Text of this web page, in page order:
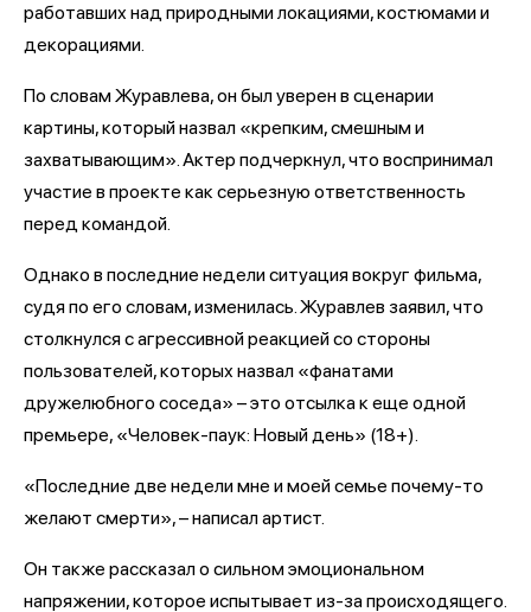
работавших над природными локациями, костюмами и
декорациями.
По словам Журавлева, он был уверен в сценарии
картины, который назвал «крепким, смешным и
захватывающим». Актер подчеркнул, что воспринимал
участие в проекте как серьезную ответственность
перед командой.
Однако в последние недели ситуация вокруг фильма,
судя по его словам, изменилась. Журавлев заявил, что
столкнулся с агрессивной реакцией со стороны
пользователей, которых назвал «фанатами
дружелюбного соседа» – это отсылка к еще одной
премьере, «Человек-паук: Новый день» (18+).
«Последние две недели мне и моей семье почему-то
желают смерти», – написал артист.
Он также рассказал о сильном эмоциональном
напряжении, которое испытывает из-за происходящего.